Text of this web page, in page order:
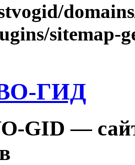
sitemap-
ГИД
GID —